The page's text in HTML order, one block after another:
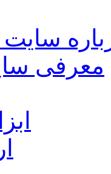
سایت
معرفی